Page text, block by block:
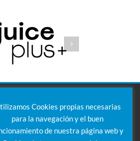
Cookies propias necesarias
para la navegación y el buen
de nuestra página web y